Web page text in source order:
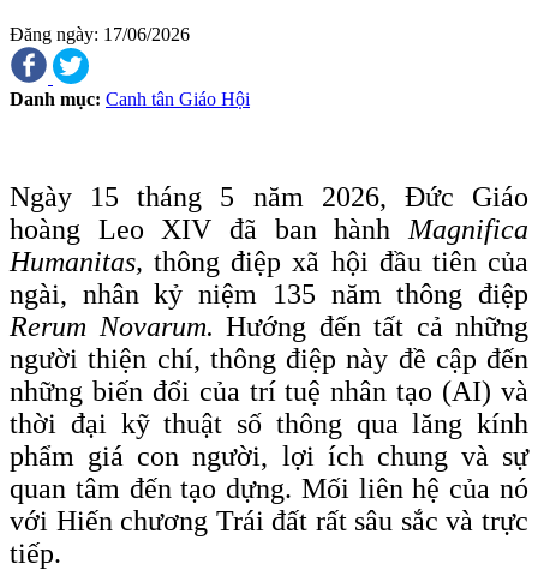
Đăng ngày: 17/06/2026
Danh mục: Canh tân Giáo Hội
Ngày 15 tháng 5 năm 2026, Đức Giáo
hoàng Leo XIV đã ban hành Magnifica
Humanitas, thông điệp xã hội đầu tiên của
ngài, nhân kỷ niệm 135 năm thông điệp
Rerum Novarum. Hướng đến tất cả những
người thiện chí, thông điệp này đề cập đến
những biến đổi của trí tuệ nhân tạo (AI) và
thời đại kỹ thuật số thông qua lăng kính
phẩm giá con người, lợi ích chung và sự
quan tâm đến tạo dựng. Mối liên hệ của nó
với Hiến chương Trái đất rất sâu sắc và trực
tiếp.